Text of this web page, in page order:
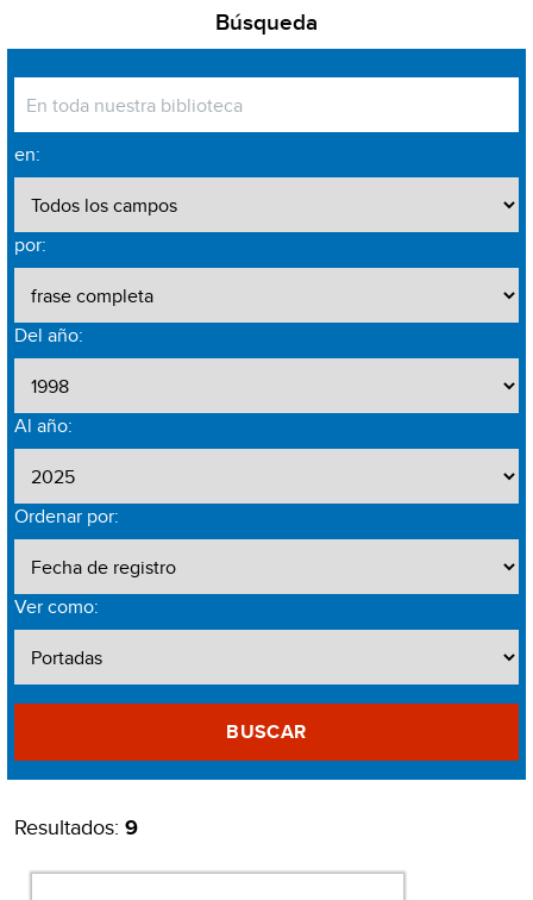
Búsqueda
en:
por:
Del año:
Al año:
Ordenar por:
Ver como:
BUSCAR
Resultados: 9